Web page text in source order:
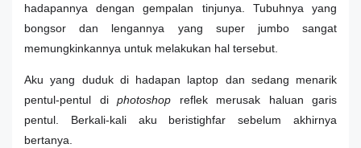
hadapannya dengan gempalan tinjunya. Tubuhnya yang
bongsor dan lengannya yang super jumbo sangat
memungkinkannya untuk melakukan hal tersebut.
Aku yang duduk di hadapan laptop dan sedang menarik
pentul-pentul di photoshop reflek merusak haluan garis
pentul. Berkali-kali aku beristighfar sebelum akhirnya
bertanya.